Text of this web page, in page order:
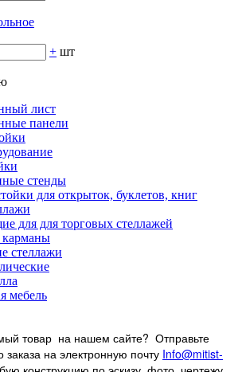
+ шт
лист
панели
стенды
для открыток, буклетов, книг
для для торговых стеллажей
стеллажи
мебель
товар на нашем сайте? Отправьте
заказа на электронную почту Info@mitist-